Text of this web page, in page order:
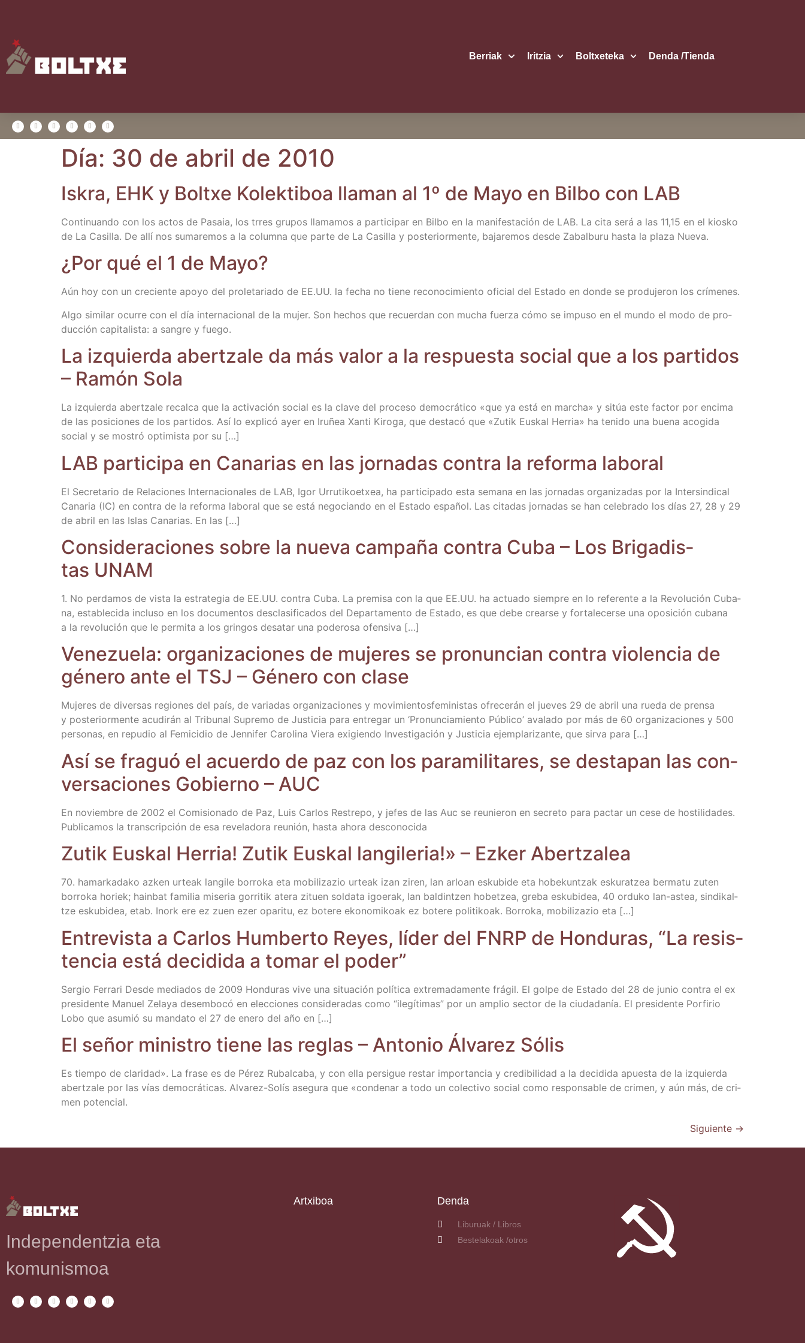
Berriak Iritzia Boltxe­te­ka Den­da /​Tien­da
Día: 30 de abril de 2010
Iskra, EHK y Boltxe Kolek­ti­boa lla­man al 1º de Mayo en Bil­bo con LAB
Con­ti­nuan­do con los actos de Pasaia, los trres gru­pos lla­ma­mos a par­ti­ci­par en Bil­bo en la mani­fes­ta­ción de LAB. La cita será a las 11,15 en el kios­ko
de La Casi­lla. De allí nos suma­re­mos a la colum­na que par­te de La Casi­lla y pos­te­rior­men­te, baja­re­mos des­de Zabal­bu­ru has­ta la pla­za Nueva.
¿Por qué el 1 de Mayo?
Aún hoy con un cre­cien­te apo­yo del pro­le­ta­ria­do de EE.UU. la fecha no tie­ne reco­no­ci­mien­to ofi­cial del Esta­do en don­de se pro­du­je­ron los crímenes.
Algo simi­lar ocu­rre con el día inter­na­cio­nal de la mujer. Son hechos que recuer­dan con mucha fuer­za cómo se impu­so en el mun­do el modo de pro­
duc­ción capi­ta­lis­ta: a san­gre y fuego.
La izquier­da aber­tza­le da más valor a la res­pues­ta social que a los par­ti­dos
– Ramón Sola
La izquier­da aber­tza­le recal­ca que la acti­va­ción social es la cla­ve del pro­ce­so demo­crá­ti­co «que ya está en mar­cha» y sitúa este fac­tor por enci­ma
de las posi­cio­nes de los par­ti­dos. Así lo expli­có ayer en Iru­ñea Xan­ti Kiro­ga, que des­ta­có que «Zutik Eus­kal Herria» ha teni­do una bue­na aco­gi­da
social y se mos­tró opti­mis­ta por su […]
LAB par­ti­ci­pa en Cana­rias en las jor­na­das con­tra la refor­ma laboral
El Secre­ta­rio de Rela­cio­nes Inter­na­cio­na­les de LAB, Igor Urru­ti­koetxea, ha par­ti­ci­pa­do esta sema­na en las jor­na­das orga­ni­za­das por la Inter­sin­di­cal
Cana­ria (IC) en con­tra de la refor­ma labo­ral que se está nego­cian­do en el Esta­do espa­ñol. Las cita­das jor­na­das se han cele­bra­do los días 27, 28 y 29
de abril en las Islas Cana­rias. En las […]
Con­si­de­ra­cio­nes sobre la nue­va cam­pa­ña con­tra Cuba – Los Bri­ga­dis­
tas UNAM
1. No per­da­mos de vis­ta la estra­te­gia de EE.UU. con­tra Cuba. La pre­mi­sa con la que EE.UU. ha actua­do siem­pre en lo refe­ren­te a la Revo­lu­ción Cuba­
na, esta­ble­ci­da inclu­so en los docu­men­tos des­cla­si­fi­ca­dos del Depar­ta­men­to de Esta­do, es que debe crear­se y for­ta­le­cer­se una opo­si­ción cuba­na
a la revo­lu­ción que le per­mi­ta a los grin­gos des­atar una pode­ro­sa ofensiva […]
Vene­zue­la: orga­ni­za­cio­nes de muje­res se pro­nun­cian con­tra vio­len­cia de
géne­ro ante el TSJ – Géne­ro con clase
Muje­res de diver­sas regio­nes del país, de varia­das orga­ni­za­cio­nes y movi­mien­tos­fe­mi­nis­tas ofre­ce­rán el jue­ves 29 de abril una rue­da de pren­sa
y pos­te­rior­men­te acu­di­rán al Tri­bu­nal Supre­mo de Jus­ti­cia para entre­gar un ‘Pro­nun­cia­mien­to Públi­co’ ava­la­do por más de 60 orga­ni­za­cio­nes y 500
per­so­nas, en repu­dio al Femi­ci­dio de Jen­ni­fer Caro­li­na Vie­ra exi­gien­do Inves­ti­ga­ción y Jus­ti­cia ejem­pla­ri­zan­te, que sir­va para […]
Así se fra­guó el acuer­do de paz con los para­mi­li­ta­res, se des­ta­pan las con­
ver­sa­cio­nes Gobierno – AUC
En noviem­bre de 2002 el Comi­sio­na­do de Paz, Luis Car­los Res­tre­po, y jefes de las Auc se reu­nie­ron en secre­to para pac­tar un cese de hos­ti­li­da­des.
Publi­ca­mos la trans­crip­ción de esa reve­la­do­ra reu­nión, has­ta aho­ra desconocida
Zutik Eus­kal Herria! Zutik Eus­kal lan­gi­le­ria!» – Ezker Abertzalea
70. hamar­ka­da­ko azken urteak lan­gi­le borro­ka eta mobi­li­za­zio urteak izan ziren, lan arloan esku­bi­de eta hobe­kun­tzak esku­ratzea ber­ma­tu zuten
borro­ka horiek; hain­bat fami­lia mise­ria gorri­tik ate­ra zituen sol­da­ta igoe­rak, lan bal­din­tzen hobetzea, gre­ba esku­bi­dea, 40 ordu­ko lan-astea, sin­di­kal­
tze esku­bi­dea, etab. Inork ere ez zuen ezer opa­ri­tu, ez bote­re eko­no­mi­koak ez bote­re poli­ti­koak. Borro­ka, mobi­li­za­zio eta […]
Entre­vis­ta a Car­los Hum­ber­to Reyes, líder del FNRP de Hon­du­ras, “La resis­
ten­cia está deci­di­da a tomar el poder”
Ser­gio Ferra­ri Des­de media­dos de 2009 Hon­du­ras vive una situa­ción polí­ti­ca extre­ma­da­men­te frá­gil. El gol­pe de Esta­do del 28 de junio con­tra el ex
pre­si­den­te Manuel Zela­ya des­em­bo­có en elec­cio­nes con­si­de­ra­das como “ile­gí­ti­mas” por un amplio sec­tor de la ciu­da­da­nía. El pre­si­den­te Por­fi­rio
Lobo que asu­mió su man­da­to el 27 de enero del año en […]
El señor minis­tro tie­ne las reglas – Anto­nio Álva­rez Sólis
Es tiem­po de cla­ri­dad». La fra­se es de Pérez Rubal­ca­ba, y con ella per­si­gue res­tar impor­tan­cia y cre­di­bi­li­dad a la deci­di­da apues­ta de la izquier­da
aber­tza­le por las vías demo­crá­ti­cas. Alva­rez-Solís ase­gu­ra que «con­de­nar a todo un colec­ti­vo social como res­pon­sa­ble de cri­men, y aún más, de cri­
men potencial.
Siguiente →
Independentzia eta
komunismoa
Artxiboa Denda
Liburuak / Libros
Bestelakoak /otros